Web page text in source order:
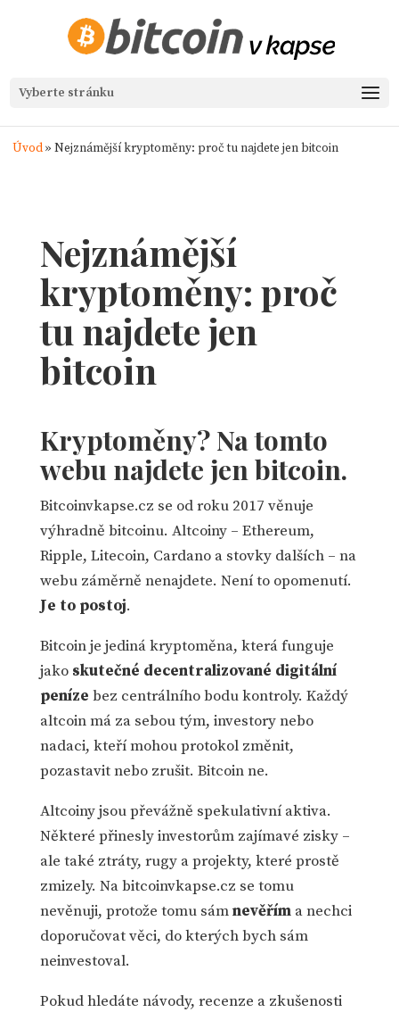
Vyberte stránku
Úvod» Nejznámější kryptoměny: proč tu najdete jen bitcoin
Nejznámější
kryptoměny: proč
tu najdete jen
bitcoin
Kryptoměny? Na tomto
webu najdete jen bitcoin.
Bitcoinvkapse.cz se od roku 2017 věnuje
výhradně bitcoinu. Altcoiny – Ethereum,
Ripple, Litecoin, Cardano a stovky dalších – na
webu záměrně nenajdete. Není to opomenutí.
Je to postoj.
Bitcoin je jediná kryptoměna, která funguje
jako skutečné decentralizované digitální
peníze bez centrálního bodu kontroly. Každý
altcoin má za sebou tým, investory nebo
nadaci, kteří mohou protokol změnit,
pozastavit nebo zrušit. Bitcoin ne.
Altcoiny jsou převážně spekulativní aktiva.
Některé přinesly investorům zajímavé zisky –
ale také ztráty, rugy a projekty, které prostě
zmizely. Na bitcoinvkapse.cz se tomu
nevěnuji, protože tomu sámnevěříma nechci
doporučovat věci, do kterých bych sám
neinvestoval.
Pokud hledáte návody, recenze a zkušenosti